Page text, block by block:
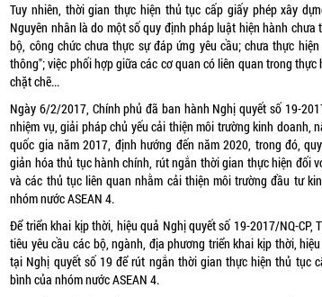
Tuy nhiên, thời gian thực hiện thủ tục cấp giấy phép xây
Nguyên nhân là do một số quy định pháp luật hiện hành chưa
bộ, công chức chưa thực sự đáp ứng yêu cầu; chưa thực
thông"; việc phối hợp giữa các cơ quan có liên quan trong
chặt chẽ...
Ngày 6/2/2017, Chính phủ đã ban hành Nghị quyết số 19-
nhiệm vụ, giải pháp chủ yếu cải thiện môi trường kinh doanh,
quốc gia năm 2017, định hướng đến năm 2020, trong đó,
giản hóa thủ tục hành chính, rút ngắn thời gian thực hiện đối
và các thủ tục liên quan nhằm cải thiện môi trường đầu tư
nhóm nước ASEAN 4.
Để triển khai kịp thời, hiệu quả Nghị quyết số 19-2017/NQ-CP,
tiêu yêu cầu các bộ, ngành, địa phương triển khai kịp thời,
tại Nghị quyết số 19 để rút ngắn thời gian thực hiện thủ tục
bình của nhóm nước ASEAN 4.